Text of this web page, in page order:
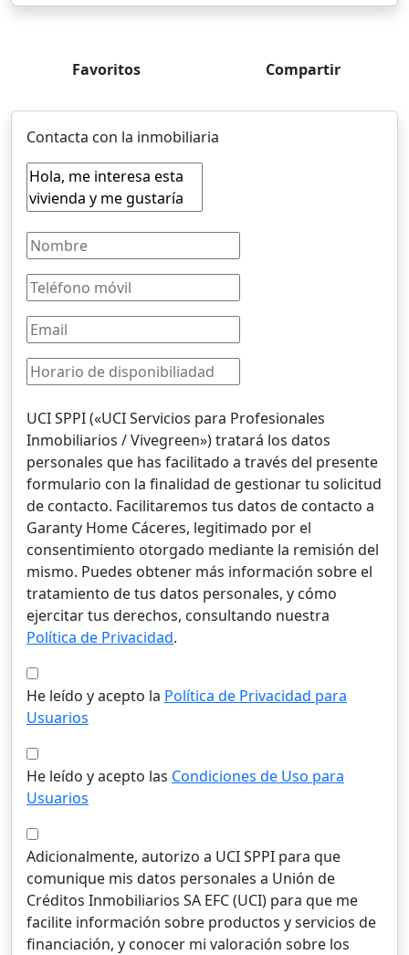
Favoritos Compartir
Contacta con la inmobiliaria
UCI SPPI («UCI Servicios para Profesionales
Inmobiliarios / Vivegreen») tratará los datos
personales que has facilitado a través del presente
formulario con la finalidad de gestionar tu solicitud
de contacto. Facilitaremos tus datos de contacto a
Garanty Home Cáceres, legitimado por el
consentimiento otorgado mediante la remisión del
mismo. Puedes obtener más información sobre el
tratamiento de tus datos personales, y cómo
ejercitar tus derechos, consultando nuestra
Política de Privacidad.
He leído y acepto la Política de Privacidad para
Usuarios
He leído y acepto las Condiciones de Uso para
Usuarios
Adicionalmente, autorizo a UCI SPPI para que
comunique mis datos personales a Unión de
Créditos Inmobiliarios SA EFC (UCI) para que me
facilite información sobre productos y servicios de
financiación, y conocer mi valoración sobre los